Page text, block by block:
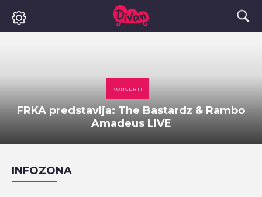
KONCERTI
FRKA predstavlja: The Bastardz & Rambo
Amadeus LIVE
INFOZONA